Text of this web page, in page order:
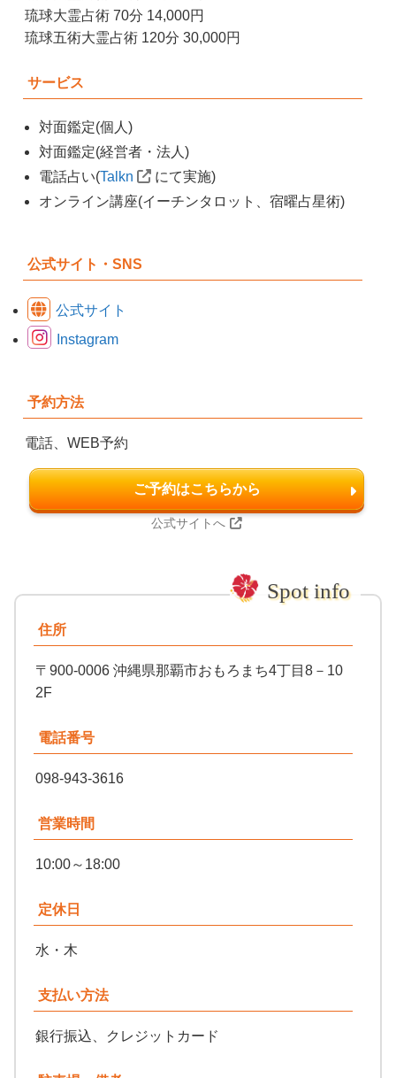
琉球大霊占術 70分 14,000円
琉球五術大霊占術 120分 30,000円
サービス
対面鑑定(個人)
対面鑑定(経営者・法人)
電話占い(Talkn
にて実施)
オンライン講座(イーチンタロット、宿曜占星術)
公式サイト・SNS
公式サイト
Instagram
予約方法
電話、WEB予約
ご予約はこちらから
公式サイトへ
住所
〒900-0006 沖縄県那覇市おもろまち4丁目8－10
2F
電話番号
098-943-3616
営業時間
10:00～18:00
定休日
水・木
支払い方法
銀行振込、クレジットカード